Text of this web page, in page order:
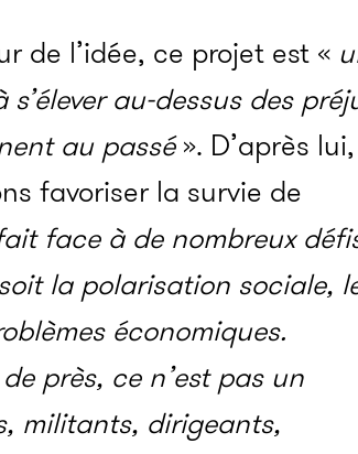
de l’idée, ce projet est «
au-dessus des
au passé». D’après lui,
favoriser la survie de
face à de nombreux
la polarisation sociale,
économiques.
près, ce n’est pas un
militants, dirigeants,